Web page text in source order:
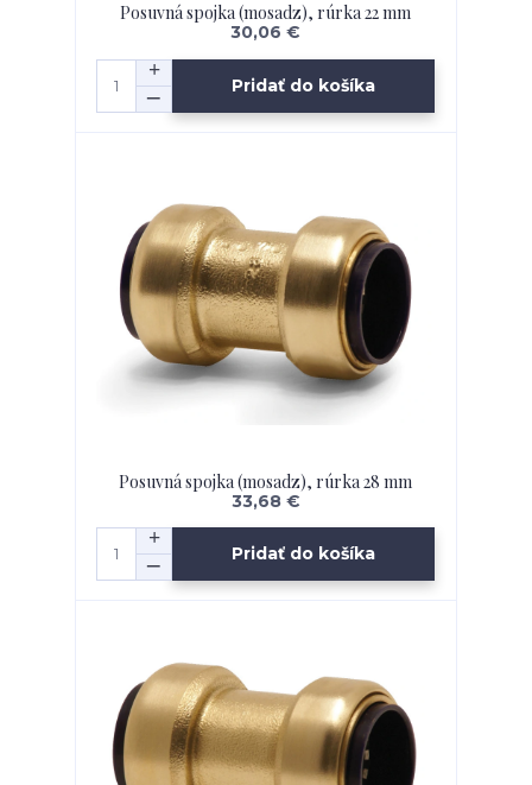
Posuvná spojka (mosadz), rúrka 22 mm
30,06 €
Pridať do košíka
Posuvná spojka (mosadz), rúrka 28 mm
33,68 €
Pridať do košíka